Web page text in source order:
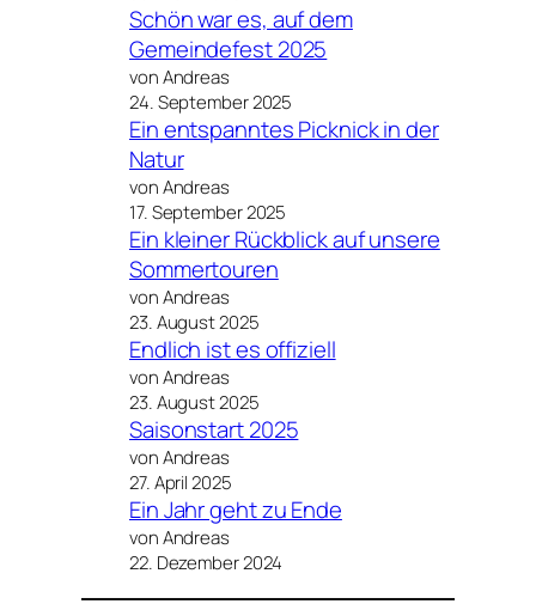
Schön war es, auf dem
Gemeindefest 2025
von Andreas
24. September 2025
Ein entspanntes Picknick in der
Natur
von Andreas
17. September 2025
Ein kleiner Rückblick auf unsere
Sommertouren
von Andreas
23. August 2025
Endlich ist es offiziell
von Andreas
23. August 2025
Saisonstart 2025
von Andreas
27. April 2025
Ein Jahr geht zu Ende
von Andreas
22. Dezember 2024